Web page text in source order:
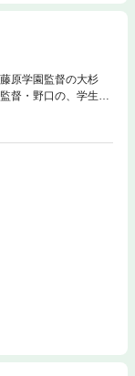
原学園監督の大杉
督・野口の、学生時
ーはデカいもん勝
、小さいのはどうに